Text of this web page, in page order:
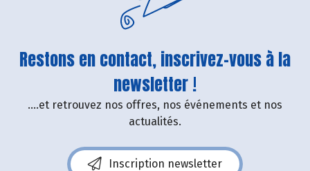
Restons en contact, inscrivez-vous à la
newsletter !
....et retrouvez nos offres, nos événements et nos
actualités.
Inscription newsletter